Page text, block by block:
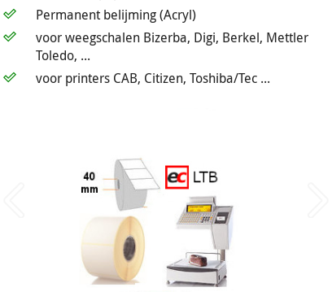
Permanent belijming (Acryl)
voor weegschalen Bizerba, Digi, Berkel, Mettler
Toledo, ...
voor printers CAB, Citizen, Toshiba/Tec ...